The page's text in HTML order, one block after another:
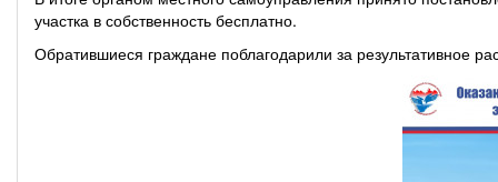
участка в собственность бесплатно.
Обратившиеся граждане поблагодарили за результативное